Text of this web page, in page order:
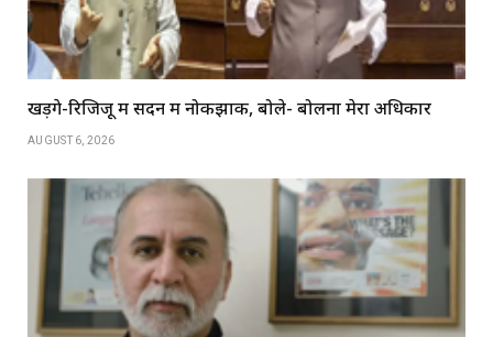
खड़गे-रिजिजू में सदन में नोकझोंक, बोले- बोलना मेरा अधिकार
AUGUST 6, 2026